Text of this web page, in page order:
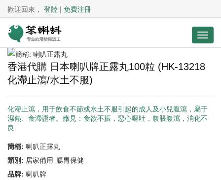
歡迎回來， 登陸 | 免費注冊
香港代購 日本喇叭牌正露丸100粒 (HK-13218
化滯止瀉/水土不服)
化滯止瀉，用于飲食不節或水土不服引起的成人及小兒腹瀉，屬于
濕熱、食滯證者。癥見：食欲不振，惡心嘔吐，腹脹腹瀉，消化不
良
簡稱: 喇叭正露丸
類別: 居家備用 腸胃保健
品牌: 喇叭牌